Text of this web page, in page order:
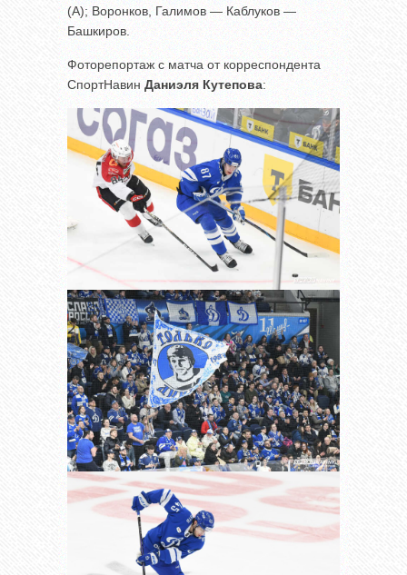
(А); Воронков, Галимов — Каблуков —
Башкиров.
Фоторепортаж с матча от корреспондента
СпортНавин Даниэля Кутепова: